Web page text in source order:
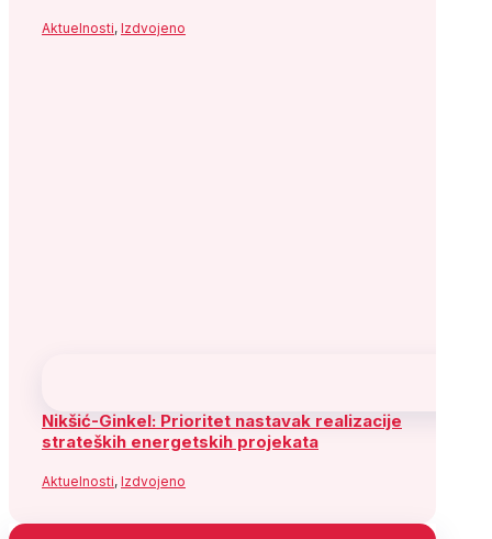
Aktuelnosti, Izdvojeno
Nikšić-Ginkel: Prioritet nastavak realizacije
strateških energetskih projekata
Aktuelnosti, Izdvojeno